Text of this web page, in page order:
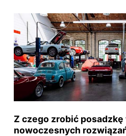
Z czego zrobić posadzkę
nowoczesnych